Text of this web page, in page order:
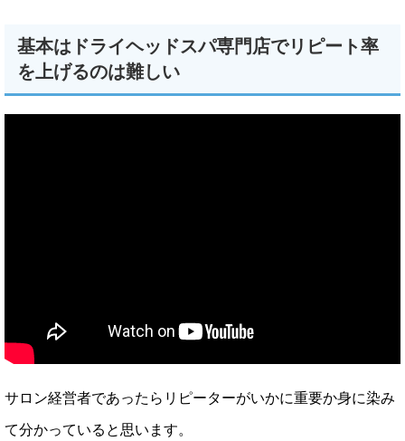
基本はドライヘッドスパ専門店でリピート率
を上げるのは難しい
サロン経営者であったらリピーターがいかに重要か身に染み
て分かっていると思います。